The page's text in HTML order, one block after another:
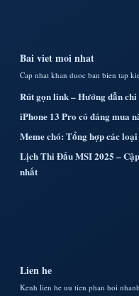
Bai viet moi nhat
Cap nhat khan duoc ban bien tap
Rút gọn link – Hướng dẫn
iPhone 13 Pro có đáng mua
Meme chó: Tổng hợp các
Lịch Thi Đấu MSI 2025 –
nhất
Lien he
Kenh lien he uu tien phan hoi